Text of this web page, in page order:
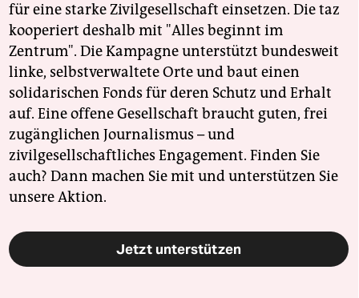
für eine starke Zivilgesellschaft einsetzen. Die taz
kooperiert deshalb mit "Alles beginnt im
Zentrum". Die Kampagne unterstützt bundesweit
linke, selbstverwaltete Orte und baut einen
solidarischen Fonds für deren Schutz und Erhalt
auf. Eine offene Gesellschaft braucht guten, frei
zugänglichen Journalismus – und
zivilgesellschaftliches Engagement. Finden Sie
auch? Dann machen Sie mit und unterstützen Sie
unsere Aktion.
Jetzt unterstützen